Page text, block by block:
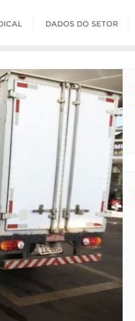
DADOS DO SETOR